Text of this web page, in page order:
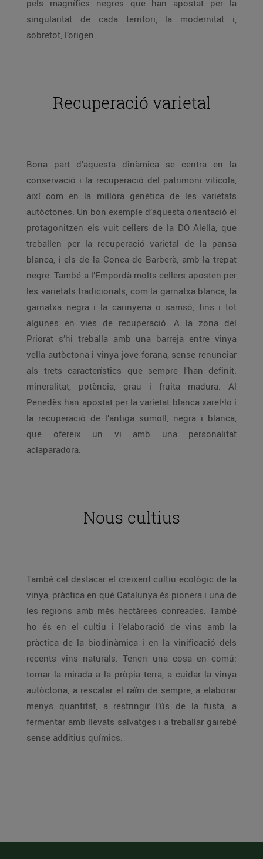
pels magnífics negres que han apostat per la
singularitat de cada territori, la modernitat i,
sobretot, l’origen.
Recuperació varietal
Bona part d’aquesta dinàmica se centra en la
conservació i la recuperació del patrimoni vitícola,
així com en la millora genètica de les varietats
autòctones. Un bon exemple d’aquesta orientació el
protagonitzen els vuit cellers de la DO Alella, que
treballen per la recuperació varietal de la pansa
blanca, i els de la Conca de Barberà, amb la trepat
negre. També a l’Empordà molts cellers aposten per
les varietats tradicionals, com la garnatxa blanca, la
garnatxa negra i la carinyena o samsó, fins i tot
algunes en vies de recuperació. A la zona del
Priorat s’hi treballa amb una barreja entre vinya
vella autòctona i vinya jove forana, sense renunciar
als trets característics que sempre l’han definit:
mineralitat, potència, grau i fruita madura. Al
Penedès han apostat per la varietat blanca xarel•lo i
la recuperació de l’antiga sumoll, negra i blanca,
que ofereix un vi amb una personalitat
aclaparadora.
Nous cultius
També cal destacar el creixent cultiu ecològic de la
vinya, pràctica en què Catalunya és pionera i una de
les regions amb més hectàrees conreades. També
ho és en el cultiu i l’elaboració de vins amb la
pràctica de la biodinàmica i en la vinificació dels
recents vins naturals. Tenen una cosa en comú:
tornar la mirada a la pròpia terra, a cuidar la vinya
autòctona, a rescatar el raïm de sempre, a elaborar
menys quantitat, a restringir l’ús de la fusta, a
fermentar amb llevats salvatges i a treballar gairebé
sense additius químics.